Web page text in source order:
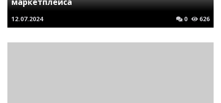
12.07.2024 0 626